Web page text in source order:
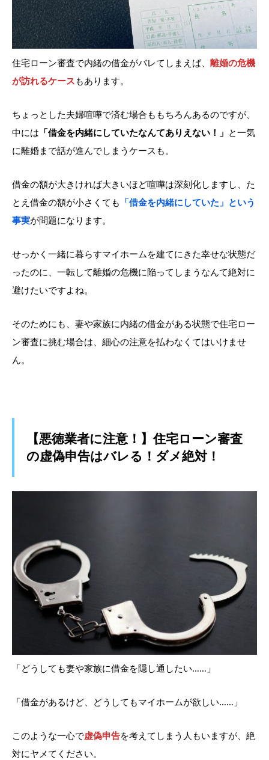
住宅ローン審査で内緒の借金がバレてしまえば、 離婚の危機
が訪れるケースもあります。
ちょっとした夫婦喧嘩で済む場合ももちろんあるのですが、
中には 「借金を内緒にしていたなんてありえない！」 と一気
に離婚まで話が進んでしまうケースも。
借金の額が大きければ大きいほど喧嘩は深刻化しますし、た
とえ借金の額が小さくても 「借金を内緒にしていた」という
事実が問題になります。
せっかく一緒に暮らすマイホームを建てにきた幸せな状態だ
ったのに、一転して離婚の危機に陥ってしまうなんて絶対に
避けたいですよね。
そのためにも、妻や家族に内緒の借金がある状態で住宅ロー
ン審査に挑む場合は、細心の注意を払わなくてはいけませ
ん。
【悪徳業者に注意！】住宅ローン審査
の虚偽申告はバレる！ダメ絶対！
「どうしても妻や家族に借金を隠し通したい……」
「借金があるけど、どうしてもマイホームが欲しい……」
このような一心で虚偽申告を考えてしまう人もいますが、絶
対にヤメてください。